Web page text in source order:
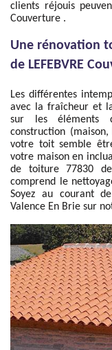
clients réjouis
Couverture .
Une rénovation
de LEFEBVRE
Les différentes
avec la fraîcheur et
sur les éléments
construction
votre toit semble
votre maison en
de toiture 77830 de
comprend le
Soyez au courant
Valence En Brie sur